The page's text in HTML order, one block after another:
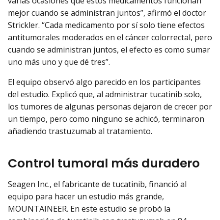
mejor cuando se administran juntos”, afirmó el doctor
Strickler. “Cada medicamento por sí solo tiene efectos
antitumorales moderados en el cáncer colorrectal, pero
cuando se administran juntos, el efecto es como sumar
uno más uno y que dé tres”.
El equipo observó algo parecido en los participantes
del estudio. Explicó que, al administrar tucatinib solo,
los tumores de algunas personas dejaron de crecer por
un tiempo, pero como ninguno se achicó, terminaron
añadiendo trastuzumab al tratamiento.
Control tumoral más duradero
Seagen Inc., el fabricante de tucatinib, financió al
equipo para hacer un estudio más grande,
MOUNTAINEER. En este estudio se probó la